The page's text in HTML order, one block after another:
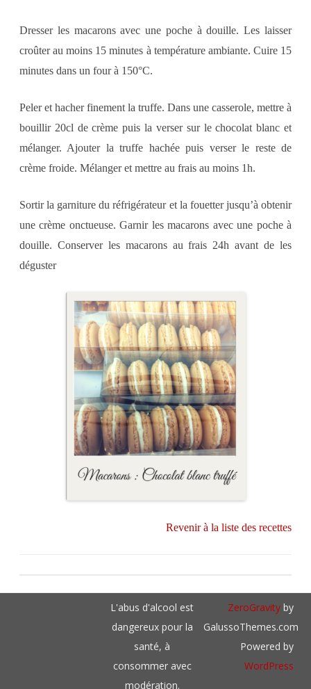
Dresser les macarons avec une poche à douille. Les laisser
croûter au moins 15 minutes à température ambiante. Cuire 15
minutes dans un four à 150°C.
Peler et hacher finement la truffe. Dans une casserole, mettre à
bouillir 20cl de crème puis la verser sur le chocolat blanc et
mélanger. Ajouter la truffe hachée puis verser le reste de
crème froide. Mélanger et mettre au frais au moins 1h.
Sortir la garniture du réfrigérateur et la fouetter jusqu’à obtenir
une crème onctueuse. Garnir les macarons avec une poche à
douille. Conserver les macarons au frais 24h avant de les
déguster
Revenir à la liste des recettes
L'abus d'alcool est
dangereux pour la
santé, à
consommer avec
modération.
ZeroGravityby
GalussoThemes.com
Powered by
WordPress